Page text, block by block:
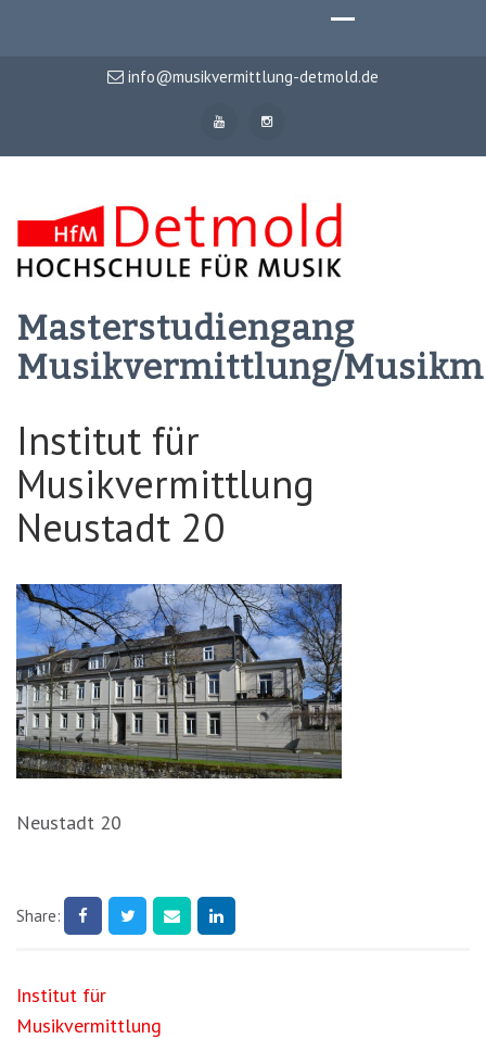
info@musikvermittlung-detmold.de
Masterstudiengang
Musikvermittlung/
Institut für
Musikvermittlung
Neustadt 20
Neustadt 20
Share:
Beitragsnavigation
Institut für
Musikvermittlung